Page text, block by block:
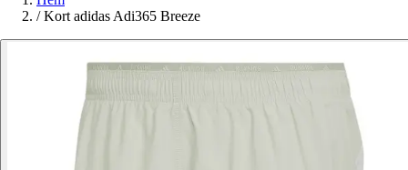
/ Kort adidas Adi365 Breeze